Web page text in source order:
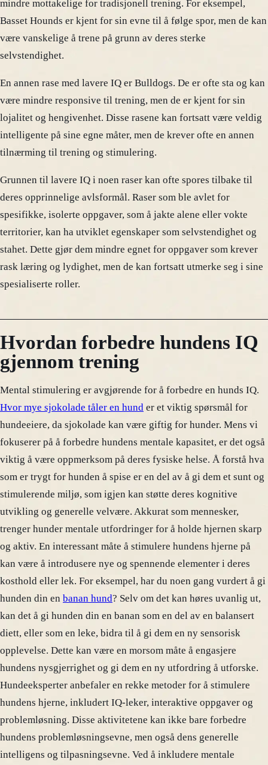
mindre mottakelige for tradisjonell trening. For eksempel,
Basset Hounds er kjent for sin evne til å følge spor, men de kan
være vanskelige å trene på grunn av deres sterke
selvstendighet.
En annen rase med lavere IQ er Bulldogs. De er ofte sta og kan
være mindre responsive til trening, men de er kjent for sin
lojalitet og hengivenhet. Disse rasene kan fortsatt være veldig
intelligente på sine egne måter, men de krever ofte en annen
tilnærming til trening og stimulering.
Grunnen til lavere IQ i noen raser kan ofte spores tilbake til
deres opprinnelige avlsformål. Raser som ble avlet for
spesifikke, isolerte oppgaver, som å jakte alene eller vokte
territorier, kan ha utviklet egenskaper som selvstendighet og
stahet. Dette gjør dem mindre egnet for oppgaver som krever
rask læring og lydighet, men de kan fortsatt utmerke seg i sine
spesialiserte roller.
Hvordan forbedre hundens IQ
gjennom trening
Mental stimulering er avgjørende for å forbedre en hunds IQ.
Hvor mye sjokolade tåler en hund er et viktig spørsmål for
hundeeiere, da sjokolade kan være giftig for hunder. Mens vi
fokuserer på å forbedre hundens mentale kapasitet, er det også
viktig å være oppmerksom på deres fysiske helse. Å forstå hva
som er trygt for hunden å spise er en del av å gi dem et sunt og
stimulerende miljø, som igjen kan støtte deres kognitive
utvikling og generelle velvære. Akkurat som mennesker,
trenger hunder mentale utfordringer for å holde hjernen skarp
og aktiv. En interessant måte å stimulere hundens hjerne på
kan være å introdusere nye og spennende elementer i deres
kosthold eller lek. For eksempel, har du noen gang vurdert å gi
hunden din en banan hund? Selv om det kan høres uvanlig ut,
kan det å gi hunden din en banan som en del av en balansert
diett, eller som en leke, bidra til å gi dem en ny sensorisk
opplevelse. Dette kan være en morsom måte å engasjere
hundens nysgjerrighet og gi dem en ny utfordring å utforske.
Hundeeksperter anbefaler en rekke metoder for å stimulere
hundens hjerne, inkludert IQ-leker, interaktive oppgaver og
problemløsning. Disse aktivitetene kan ikke bare forbedre
hundens problemløsningsevne, men også dens generelle
intelligens og tilpasningsevne. Ved å inkludere mentale